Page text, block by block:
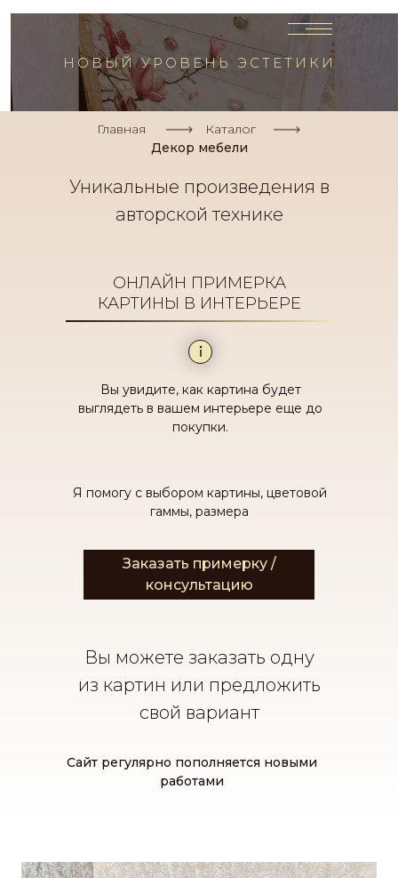
НОВЫЙ УРОВЕНЬ ЭСТЕТИКИ
Главная
Каталог
Декор мебели
Уникальные произведения в
авторской технике
ОНЛАЙН ПРИМЕРКА
КАРТИНЫ В ИНТЕРЬЕРЕ
Вы увидите, как картина будет
выглядеть в вашем интерьере еще до
покупки.
Я помогу с выбором картины, цветовой
гаммы, размера
Заказать примерку /
консультацию
Вы можете заказать одну
из картин или предложить
свой вариант
Сайт регулярно пополняется новыми
работами